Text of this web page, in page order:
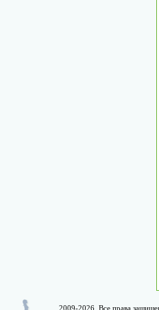
2009-2026. Все права